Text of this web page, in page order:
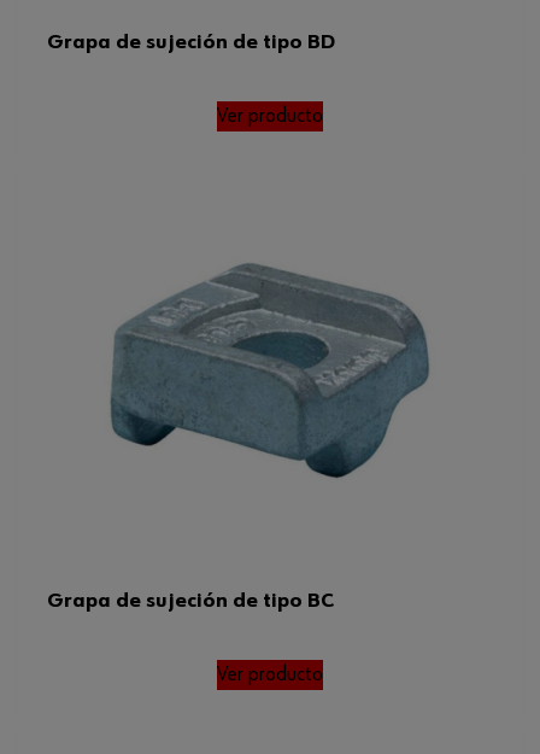
Grapa de sujeción de tipo BD
Ver producto
Grapa de sujeción de tipo BC
Ver producto